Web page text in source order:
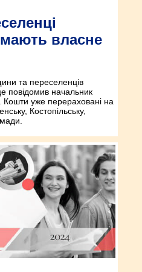
власне
та переселенців
повідомив начальник
Кошти уже перераховані на
Костопільську,